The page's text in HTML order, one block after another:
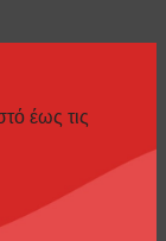
έως τις